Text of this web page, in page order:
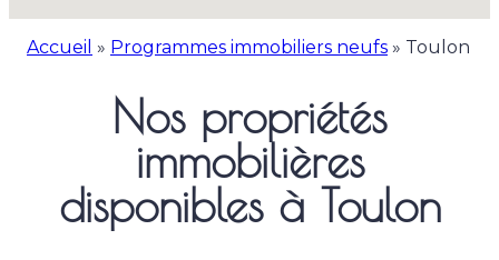
Accueil » Programmes immobiliers neufs » Toulon
Nos propriétés
immobilières
disponibles à Toulon